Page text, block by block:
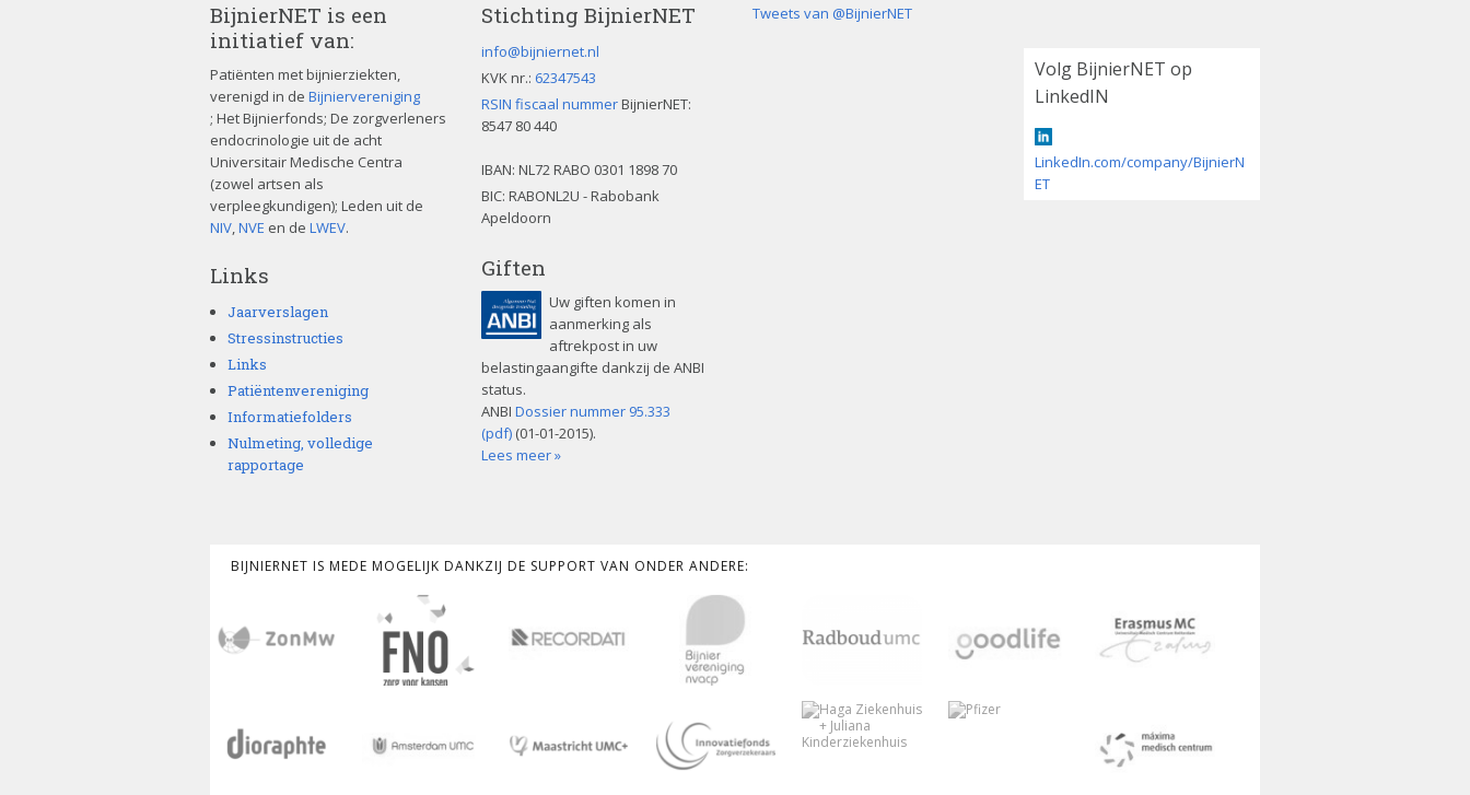
BijnierNET is een
initiatief van:
Patiënten met bijnierziekten,
verenigd in de Bijniervereniging
; Het Bijnierfonds; De zorgverleners
endocrinologie uit de acht
Universitair Medische Centra
(zowel artsen als
verpleegkundigen); Leden uit de
NIV,NVE en de LWEV.
Links
Jaarverslagen
Stressinstructies
Links
Patiëntenvereniging
Informatiefolders
Nulmeting, volledige
rapportage
Stichting BijnierNET
info@bijniernet.nl
KVK nr.: 62347543
RSIN fiscaal nummerBijnierNET:
8547 80 440
IBAN: NL72 RABO 0301 1898 70
BIC: RABONL2U - Rabobank
Apeldoorn
Giften
Uw giften komen in
aanmerking als
aftrekpost in uw
belastingaangifte dankzij de ANBI
status.
ANBI Dossier nummer 95.333
(pdf) (01-01-2015).
Lees meer »
Tweets van @BijnierNET
Volg BijnierNET op
LinkedIN
LinkedIn.com/company/BijnierN
ET
BIJNIERNET IS MEDE MOGELIJK DANKZIJ DE SUPPORT VAN ONDER ANDERE: